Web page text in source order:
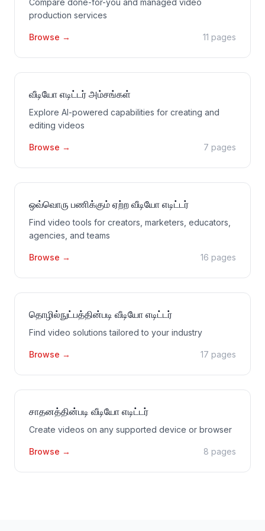
Compare done-for-you and managed video
production services
Browse → 11 pages
வீடியோ எடிட்டர் அம்சங்கள்
Explore AI-powered capabilities for creating and
editing videos
Browse → 7 pages
ஒவ்வொரு பணிக்கும் ஏற்ற வீடியோ எடிட்டர்
Find video tools for creators, marketers, educators,
agencies, and teams
Browse → 16 pages
தொழில்நுட்பத்தின்படி வீடியோ எடிட்டர்
Find video solutions tailored to your industry
Browse → 17 pages
சாதனத்தின்படி வீடியோ எடிட்டர்
Create videos on any supported device or browser
Browse → 8 pages